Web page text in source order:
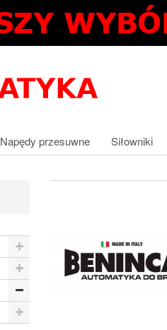
Napędy przesuwne Siłowniki